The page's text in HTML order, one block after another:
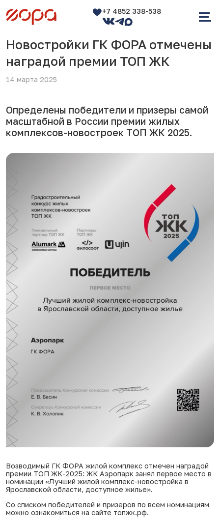
+7 4852 338-538
Новостройки ГК ФОРА отмечены
наградой премии ТОП ЖК
14 марта 2025
Определены победители и призеры самой
масштабной в России премии жилых
комплексов-новостроек ТОП ЖК 2025.
Возводимый ГК ФОРА жилой комплекс отмечен наградой
премии ТОП ЖК-2025: ЖК Аэропарк занял первое место в
номинации «Лучший жилой комплекс-новостройка в
Ярославской области, доступное жилье».
Со списком победителей и призеров по всем номинациям
можно ознакомиться на сайте топжк.рф.